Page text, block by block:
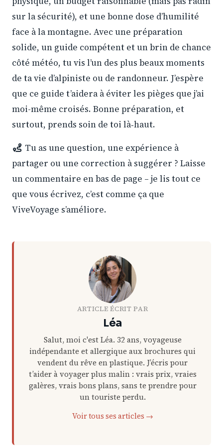
sur la sécurité), et une bonne dose d’humilité
face à la montagne. Avec une préparation
solide, un guide compétent et un brin de chance
côté météo, tu vis l’un des plus beaux moments
de ta vie d’alpiniste ou de randonneur. J’espère
que ce guide t’aidera à éviter les pièges que j’ai
moi-même croisés. Bonne préparation, et
surtout, prends soin de toi là‑haut.
Tu as une question, une expérience à
partager ou une correction à suggérer ? Laisse
un commentaire en bas de page – je lis tout ce
que vous écrivez, c’est comme ça que
ViveVoyage s’améliore.
ARTICLE ÉCRIT PAR
Léa
Salut, moi c'est Léa. 32 ans, voyageuse
indépendante et allergique aux brochures qui
vendent du rêve en plastique. J’écris pour
t’aider à voyager plus malin : vrais prix, vraies
galères, vrais bons plans, sans te prendre pour
un touriste perdu.
Voir tous ses articles →